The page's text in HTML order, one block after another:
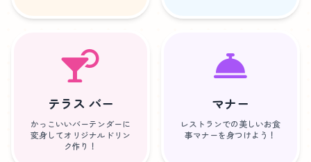
テラス バー
かっこいいバーテンダーに
変身してオリジナルドリン
ク作り！
マナー
レストランでの美しいお食
事マナーを身つけよう！